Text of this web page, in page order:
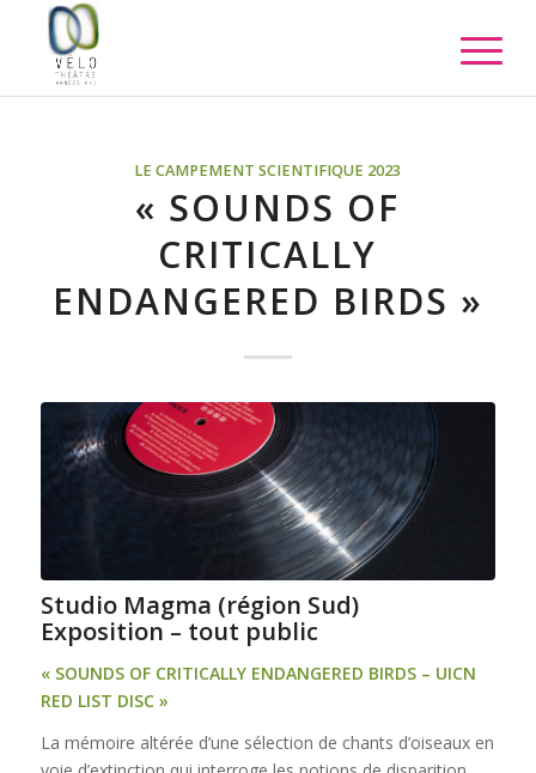
LE CAMPEMENT SCIENTIFIQUE 2023
« SOUNDS OF
CRITICALLY
ENDANGERED BIRDS »
Studio Magma (région Sud)
Exposition – tout public
« SOUNDS OF CRITICALLY ENDANGERED BIRDS – UICN
RED LIST DISC »
La mémoire altérée d’une sélection de chants d’oiseaux en